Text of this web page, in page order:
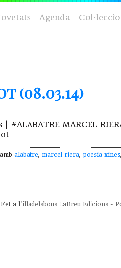
Agenda
(08.03.14)
#ALABATRE MARCEL
alabatre, marcel riera, poesia xines,
Fet a l'illadelsbous LaBreu Edicions -